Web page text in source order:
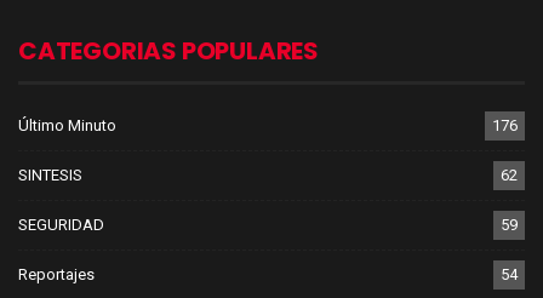
CATEGORIAS POPULARES
Último Minuto 176
SINTESIS 62
SEGURIDAD 59
Reportajes 54